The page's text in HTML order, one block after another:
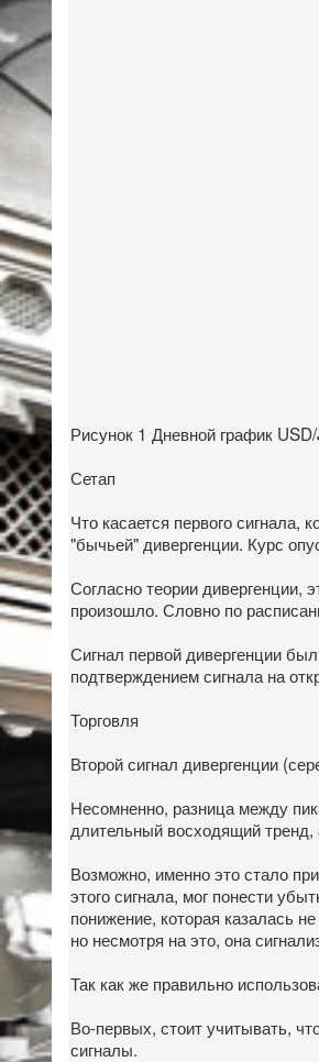
Рисунок 1 Дневной график
Сетап
Что касается первого
"бычьей" дивергенции. Курс
Согласно теории дивергенции,
произошло. Словно по
Сигнал первой дивергенции
подтверждением сигнала на
Торговля
Второй сигнал дивергенции
Несомненно, разница между
длительный восходящий тренд,
Возможно, именно это стало
этого сигнала, мог понести
понижение, которая казалась
но несмотря на это, она
Так как же правильно
Во-первых, стоит учитывать,
сигналы.